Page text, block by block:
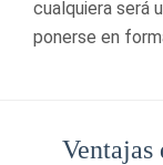
cualquiera será
ponerse en
Ventajas